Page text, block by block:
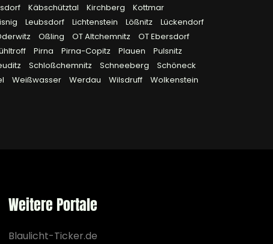
Käbschütztal Kirchberg
Kottmar
Leubsdorf Lichtenstein Lößnitz
Lückendorf
Oßling OT Altchemnitz
OT Ebersdorf
Pirna Pirna-Copitz Plauen
Pulsnitz
Schloßchemnitz Schneeberg
Schöneck
Weißwasser Werdau Wilsdruff
Wolkenstein
Weitere Portale
Blaulicht-Ticker.de